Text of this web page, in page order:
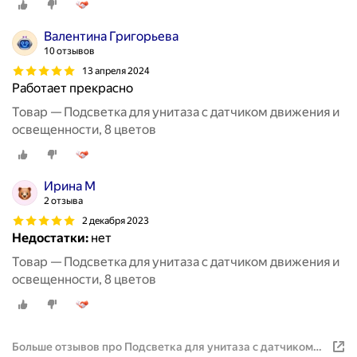
Валентина Григорьева
10 отзывов
13 апреля 2024
Работает прекрасно
Товар — Подсветка для унитаза с датчиком движения и
освещенности, 8 цветов
Ирина М
2 отзыва
2 декабря 2023
Недостатки: нет
Товар — Подсветка для унитаза с датчиком движения и
освещенности, 8 цветов
Больше отзывов про Подсветка для унитаза с датчиком